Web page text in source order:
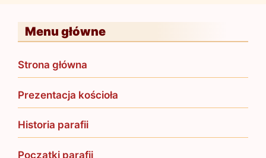
Menu główne
Strona główna
Prezentacja kościoła
Historia parafii
Początki parafii